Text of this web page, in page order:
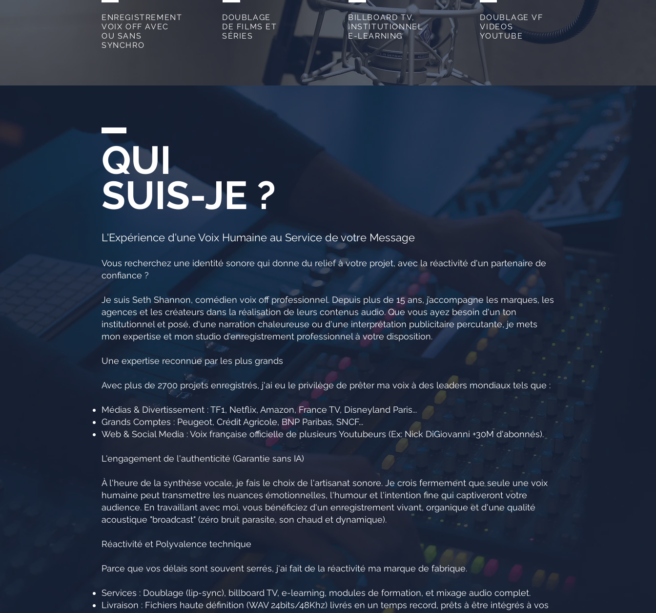
ENREGISTREMENT
VOIX OFF AVEC
OU SANS
SYNCHRO
DOUBLAGE
DE FILMS ET
SÉRIES
BILLBOARD TV,
INSTITUTIONNEL
E-LEARNING
DOUBLAGE VF
VIDEOS
YOUTUBE
QUI
SUIS-JE ?
L'Expérience d'une Voix Humaine au Service de votre Message
Vous recherchez une identité sonore qui donne du relief à votre projet, avec la réactivité d'un partenaire de
confiance ?
Je suis Seth Shannon, comédien voix off professionnel. Depuis plus de 15 ans, j’accompagne les marques, les
agences et les créateurs dans la réalisation de leurs contenus audio. Que vous ayez besoin d'un ton
institutionnel et posé, d'une narration chaleureuse ou d'une interprétation publicitaire percutante, je mets
mon expertise et mon studio d'enregistrement professionnel à votre disposition.
Une expertise reconnue par les plus grands
Avec plus de 2700 projets enregistrés, j'ai eu le privilège de prêter ma voix à des leaders mondiaux tels que :
Médias & Divertissement : TF1, Netflix, Amazon, France TV, Disneyland Paris...
Grands Comptes : Peugeot, Crédit Agricole, BNP Paribas, SNCF...
Web & Social Media : Voix française officielle de plusieurs Youtubeurs (Ex: Nick DiGiovanni +30M d'abonnés).
L'engagement de l'authenticité (Garantie sans IA)
À l'heure de la synthèse vocale, je fais le choix de l'artisanat sonore. Je crois fermement que seule une voix
humaine peut transmettre les nuances émotionnelles, l'humour et l'intention fine qui captiveront votre
audience. En travaillant avec moi, vous bénéficiez d'un enregistrement vivant, organique et d'une qualité
acoustique "broadcast" (zéro bruit parasite, son chaud et dynamique).
Réactivité et Polyvalence technique
Parce que vos délais sont souvent serrés, j'ai fait de la réactivité ma marque de fabrique.
Services : Doublage (lip-sync), billboard TV, e-learning, modules de formation, et mixage audio complet.
Livraison : Fichiers haute définition (WAV 24bits/48Khz) livrés en un temps record, prêts à être intégrés à vos